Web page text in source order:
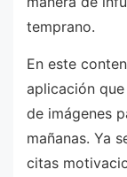
temprano.
En este
aplicación
de imágenes
mañanas. Ya
citas